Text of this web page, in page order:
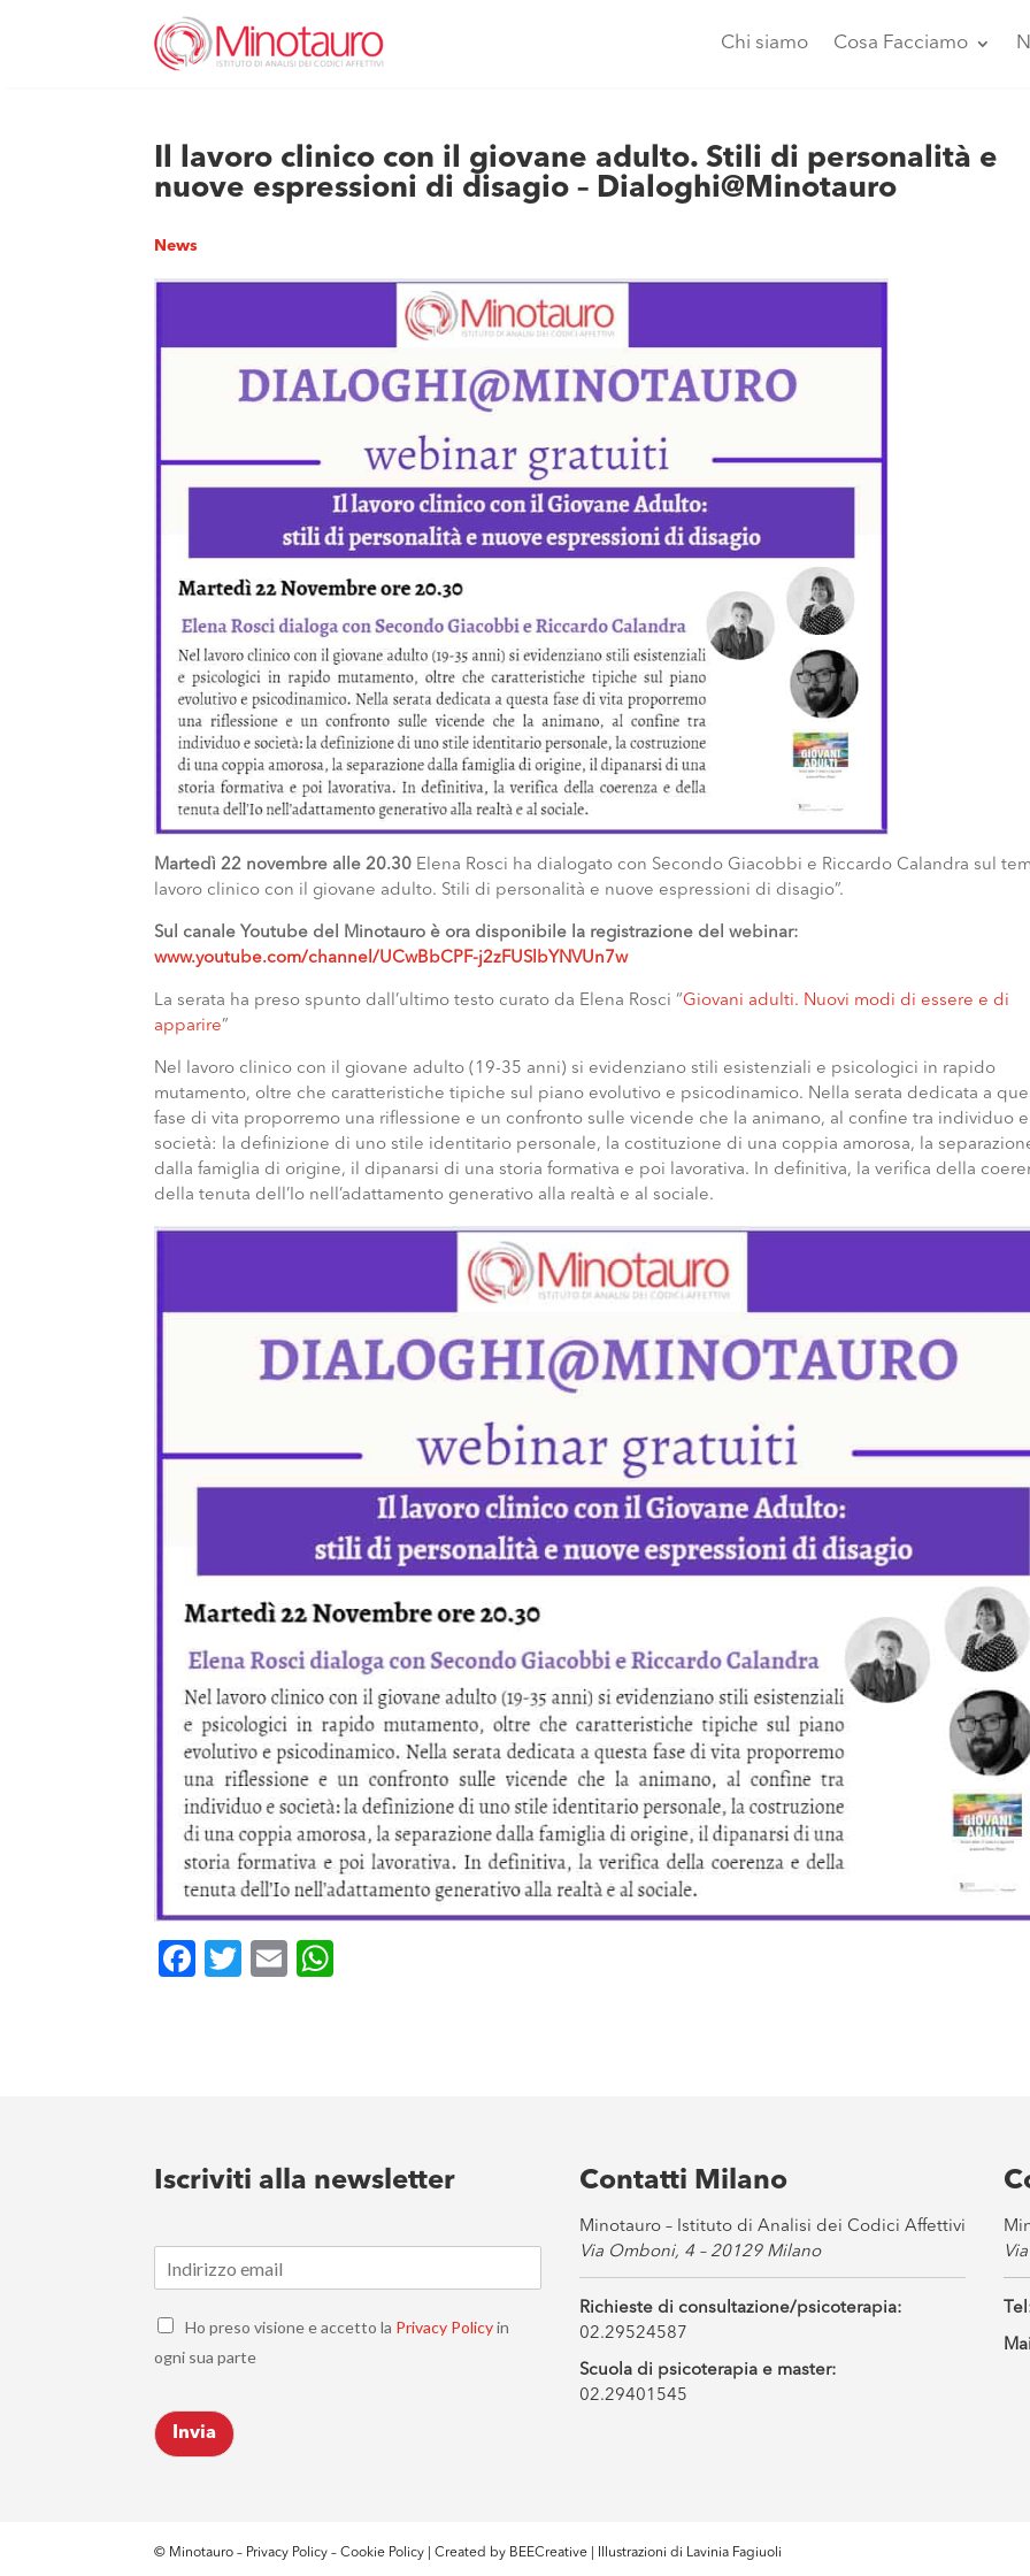
Chi siamo Cosa Facciamo
Il lavoro clinico con il giovane adulto. Stili di personalità e
nuove espressioni di disagio – Dialoghi@Minotauro
News
Martedì 22 novembre alle 20.30 Elena Rosci ha dialogato con Secondo Giacobbi e Riccardo Calandra sul
lavoro clinico con il giovane adulto. Stili di personalità e nuove espressioni di disagio”.
Sul canale Youtube del Minotauro è ora disponibile la registrazione del webinar:
www.youtube.com/channel/UCwBbCPF-j2zFUSlbYNVUn7w
La serata ha preso spunto dall’ultimo testo curato da Elena Rosci “Giovani adulti. Nuovi modi di essere e di
apparire”
Nel lavoro clinico con il giovane adulto (19-35 anni) si evidenziano stili esistenziali e psicologici in rapido
mutamento, oltre che caratteristiche tipiche sul piano evolutivo e psicodinamico. Nella serata dedicata a
fase di vita proporremo una riflessione e un confronto sulle vicende che la animano, al confine tra individuo e
società: la definizione di uno stile identitario personale, la costituzione di una coppia amorosa, la
dalla famiglia di origine, il dipanarsi di una storia formativa e poi lavorativa. In definitiva, la verifica della
della tenuta dell’Io nell’adattamento generativo alla realtà e al sociale.
Facebook
Twitter
Email
Iscriviti alla newsletter
m
i
*
C
e
k
b
o
*
Ho preso visione e accetto la Privacy Policyin
ogni sua parte
Invia
Contatti Milano
Minotauro – Istituto di Analisi dei Codici Affettivi
Via Omboni, 4 – 20129 Milano
Richieste di consultazione/psicoterapia:
02.29524587
Scuola di psicoterapia e master:
02.29401545
© Minotauro – Privacy Policy –Cookie Policy | Created by BEECreative | Illustrazioni di Lavinia Fagiuoli